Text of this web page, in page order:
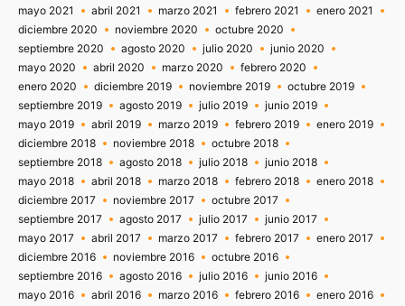
mayo 2021
abril 2021 marzo 2021 febrero 2021
enero 2021
diciembre 2020
noviembre 2020
octubre 2020
septiembre 2020
agosto 2020 julio 2020
junio 2020
mayo 2020
abril 2020 marzo 2020
febrero 2020
enero 2020
diciembre 2019 noviembre 2019
octubre 2019
septiembre 2019
agosto 2019 julio 2019
junio 2019
mayo 2019
abril 2019 marzo 2019 febrero 2019
enero 2019
diciembre 2018
noviembre 2018
octubre 2018
septiembre 2018
agosto 2018 julio 2018
junio 2018
mayo 2018
abril 2018 marzo 2018 febrero 2018
enero 2018
diciembre 2017
noviembre 2017
octubre 2017
septiembre 2017
agosto 2017 julio 2017
junio 2017
mayo 2017
abril 2017 marzo 2017 febrero 2017
enero 2017
diciembre 2016
noviembre 2016
octubre 2016
septiembre 2016
agosto 2016 julio 2016
junio 2016
mayo 2016
abril 2016 marzo 2016 febrero 2016
enero 2016